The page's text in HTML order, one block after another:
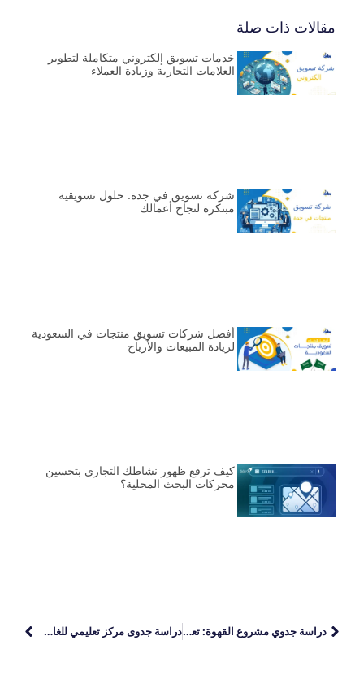
مقالات ذات صلة
خدمات تسويق إلكتروني متكاملة لتطوير
العلامات التجارية وزيادة العملاء
شركة تسويق في جدة: حلول تسويقية
مبتكرة لنجاح أعمالك
أفضل شركات تسويق منتجات في السعودية
لزيادة المبيعات والأرباح
كيف ترفع ظهور نشاطك التجاري بتحسين
محركات البحث المحلية؟
دراسة جدوي مشروع القهوة: تعرف على خطوات النجاح دراسة جدوى مركز تعليمي للغات: خطوة نحو استثمار ناجح